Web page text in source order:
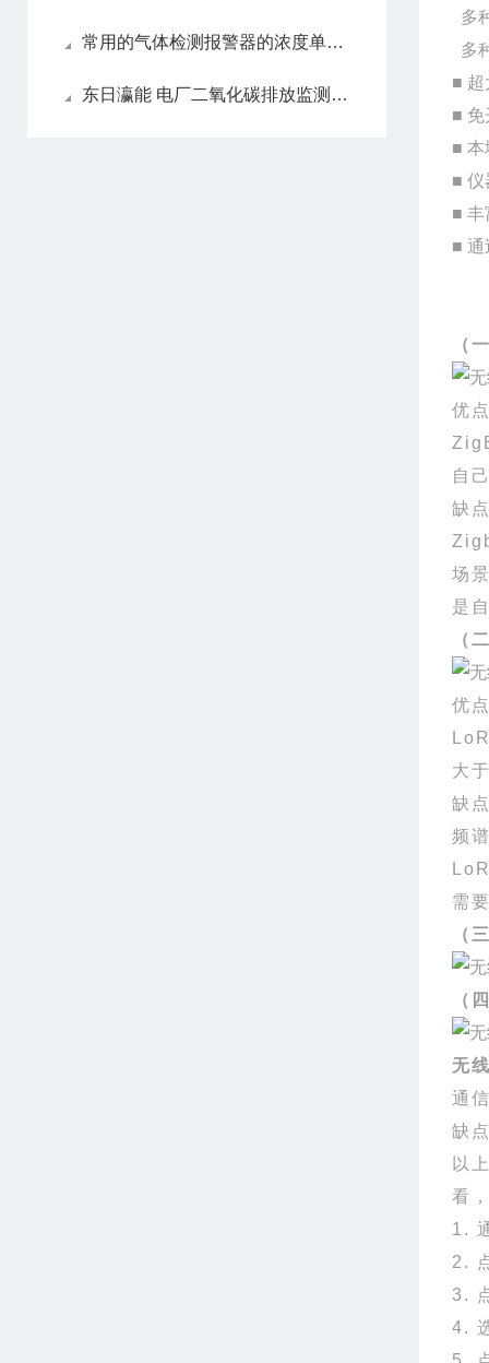
常用的气体检测报警器的浓度单位工程换算丨东日瀛能科技
东日瀛能 电厂二氧化碳排放监测与解决方案
多
多
■
■ 免
■ 本
■ 仪
■ 丰
■ 通
（
优
自
缺
场
是
（
优
大
缺
频
需
（
（
无
通
缺
以
看
1.
2.
3.
4.